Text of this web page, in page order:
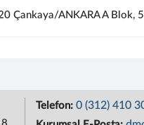
Çankaya/ANKARA A Blok,
Telefon: 0 (312) 410